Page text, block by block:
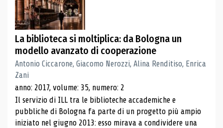
La biblioteca si moltiplica: da Bologna un
modello avanzato di cooperazione
Antonio Ciccarone, Giacomo Nerozzi, Alina Renditiso, Enrica
Zani
anno: 2017, volume: 35, numero: 2
Il servizio di ILL tra le biblioteche accademiche e
pubbliche di Bologna fa parte di un progetto più ampio
iniziato nel giugno 2013: esso mirava a condividere una